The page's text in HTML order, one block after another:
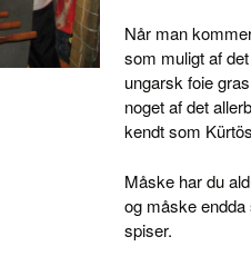
Når man
som muligt af
ungarsk foie
noget af det
kendt som
Måske har du
og måske
spiser.